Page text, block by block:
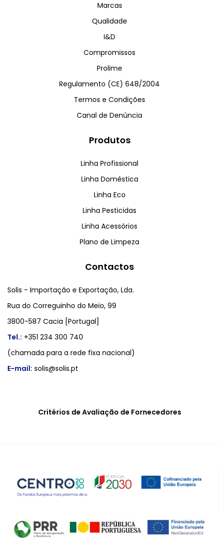
Marcas
Qualidade
I&D
Compromissos
Prolime
Regulamento (CE) 648/2004
Termos e Condições
Canal de Denúncia
Produtos
Linha Profissional
Linha Doméstica
Linha Eco
Linha Pesticidas
Linha Acessórios
Plano de Limpeza
Contactos
Solis - Importação e Exportação, Lda.
Rua do Correguinho do Meio, 99
3800-587 Cacia [Portugal]
Tel.: +351 234 300 740
(chamada para a rede fixa nacional)
E-mail: solis@solis.pt
Critérios de Avaliação de Fornecedores